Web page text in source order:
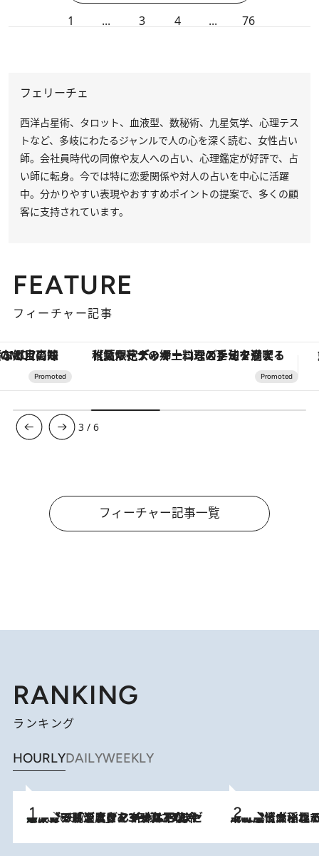
1 ... 3 4 ... 76
フェリーチェ
西洋占星術、タロット、血液型、数秘術、九星気学、心理テス
トなど、多岐にわたるジャンルで人の心を深く読む、女性占い
師。会社員時代の同僚や友人への占い、心理鑑定が好評で、占
い師に転身。今では特に恋愛関係や対人の占いを中心に活躍
中。分かりやすい表現やおすすめポイントの提案で、多くの顧
客に支持されています。
FEATURE
フィーチャー記事
【夏限定ディナーコース】旬を迎える稚鮎や花ズッキーニなどをイタリア・トスカーナの郷土料理の手法で満喫！ ヴァシュロン・コンスタンタ
3 /6
フィーチャー記事一覧
RANKING
ランキング
HOURLYDAILYWEEKLY
2026.8.7
メントールやエタノールは不使用。ピジョンより、マイルドな冷感成分で肌温度をマイナス3℃まで下げる「ごきげんクール ひんやりアクアミスト」を3名様にプレゼント 2026.8.5
下町風情あふれる台北屈指の人気エリア・大稲埕でセンスのいい台湾土産《ヴ